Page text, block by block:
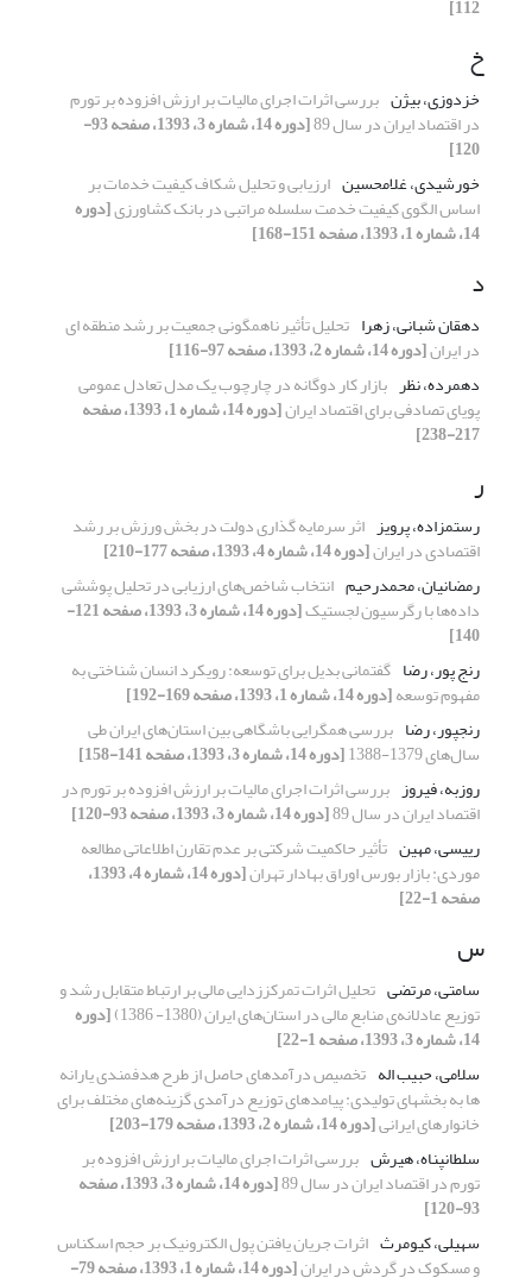
112]
خ
خزدوزی، بیژن بررسی اثرات اجرای مالیات بر ارزش افزوده بر تورم
در اقتصاد ایران در سال 89 [دوره 14، شماره 3، 1393، صفحه 93-
120]
خورشیدی، غلامحسین ارزیابی و تحلیل شکاف کیفیت خدمات بر
اساس الگوی کیفیت خدمت سلسله مراتبی در بانک کشاورزی[دوره
14، شماره 1، 1393، صفحه 151-168]
د
دهقان شبانی، زهرا تحلیل تأثیر ناهمگونی جمعیت بر رشد منطقه ای
در ایران[دوره 14، شماره 2، 1393، صفحه 97-116]
دهمرده، نظر بازار کار دوگانه در چارچوب یک مدل تعادل عمومی
پویای تصادفی برای اقتصاد ایران [دوره 14، شماره 1، 1393، صفحه
217-238]
ر
رستمزاده، پرویز اثر سرمایه گذاری دولت در بخش ورزش بر رشد
اقتصادی در ایران[دوره 14، شماره 4، 1393، صفحه 177-210]
رمضانیان، محمدرحیم انتخاب شاخص‌های ارزیابی در تحلیل پوششی
داده‌ها با رگرسیون لجستیک [دوره 14، شماره 3، 1393، صفحه 121-
140]
رنج پور، رضا گفتمانی بدیل برای توسعه: رویکرد انسان شناختی به
مفهوم توسعه[دوره 14، شماره 1، 1393، صفحه 169-192]
رنجپور، رضا بررسی همگرایی باشگاهی بین استان‌های ایران طی
سال‌های 1379-1388
[دوره 14، شماره 3، 1393، صفحه 141-158]
روزبه، فیروز بررسی اثرات اجرای مالیات بر ارزش افزوده بر تورم در
اقتصاد ایران در سال 89
[دوره 14، شماره 3، 1393، صفحه 93-120]
رییسی، مهین تأثیر حاکمیت شرکتی بر عدم تقارن اطلاعاتی مطالعه
موردی: بازار بورس اوراق بهادار تهران [دوره 14، شماره 4، 1393،
صفحه 1-22]
س
سامتی، مرتضی تحلیل اثرات تمرکززدایی مالی بر ارتباط متقابل رشد و
توزیع عادلانه‌ی منابع مالی در استان‌های ایران (1380- 1386) [دوره
14، شماره 3، 1393، صفحه 1-22]
سلامی، حبیب اله تخصیص درآمدهای حاصل از طرح هدفمندی یارانه
ها به بخشهای تولیدی: پیامدهای توزیع درآمدی گزینه‌های مختلف برای
خانوارهای ایرانی[دوره 14، شماره 2، 1393، صفحه 179-203]
سلطانپناه، هیرش بررسی اثرات اجرای مالیات بر ارزش افزوده بر
تورم در اقتصاد ایران در سال 89 [دوره 14، شماره 3، 1393، صفحه
93-120]
سهیلی، کیومرث اثرات جریان یافتن پول الکترونیک بر حجم اسکناس
و مسکوک در گردش در ایران [دوره 14، شماره 1، 1393، صفحه 79-